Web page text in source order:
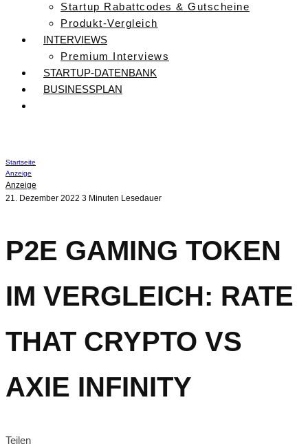
Startup Rabattcodes & Gutscheine
Produkt-Vergleich
INTERVIEWS
Premium Interviews
STARTUP-DATENBANK
BUSINESSPLAN
Startseite
Anzeige
Anzeige
21. Dezember 2022 3 Minuten Lesedauer
P2E GAMING TOKEN
IM VERGLEICH: RATE
THAT CRYPTO VS
AXIE INFINITY
Teilen